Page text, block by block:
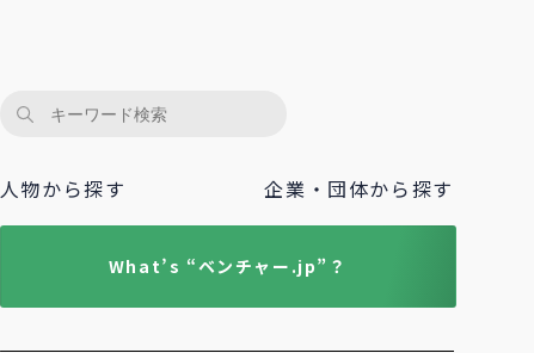
人物から探す 企業・団体から探す
What’s “ベンチャー.jp”？